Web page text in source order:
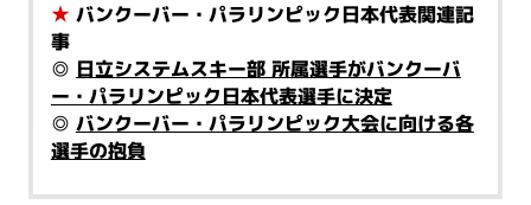
★ バンクーバー・パラリンピック日本代表関連記
事
◎ 日立システムスキー部 所属選手がバンクーバ
ー・パラリンピック日本代表選手に決定
◎ バンクーバー・パラリンピック大会に向ける各
選手の抱負